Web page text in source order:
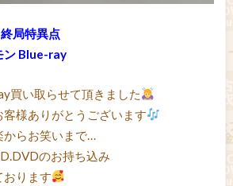
局特異点
ン Blue-ray
買い取らせて頂きました
様ありがとうございます
からお笑いまで…
のお持ち込み
おります